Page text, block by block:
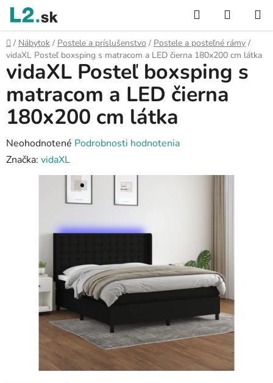
Prejsť
obsah
Hľadať
KOŠÍK
Domov
/ Nábytok / Postele a príslušenstvo / Postele a posteľné rámy /
vidaXL Posteľ boxsping s matracom a LED čierna 180x200 cm látka
vidaXL Posteľ boxsping s
matracom a LED čierna
180x200 cm látka
Priemerné
hodnotenie
produktu
hviezdičiek.
Neohodnotené Podrobnosti hodnotenia
Značka: vidaXL